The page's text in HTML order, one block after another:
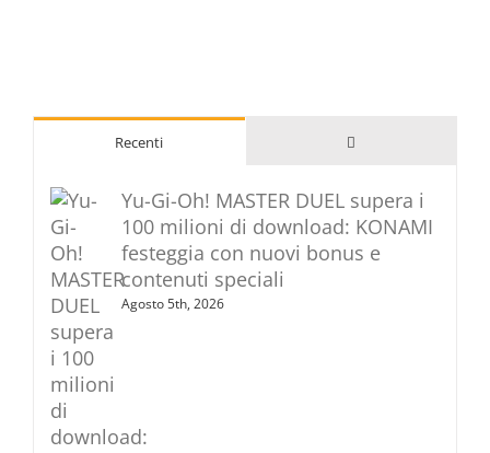
Recenti Commenti
Yu-Gi-Oh! MASTER DUEL supera i
100 milioni di download: KONAMI
festeggia con nuovi bonus e
contenuti speciali
Agosto 5th, 2026